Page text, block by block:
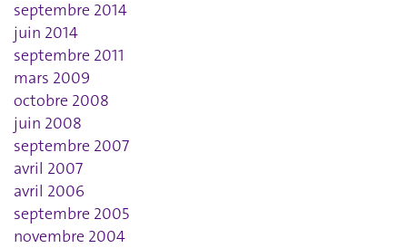
septembre 2014
juin 2014
septembre 2011
mars 2009
octobre 2008
juin 2008
septembre 2007
avril 2007
avril 2006
septembre 2005
novembre 2004